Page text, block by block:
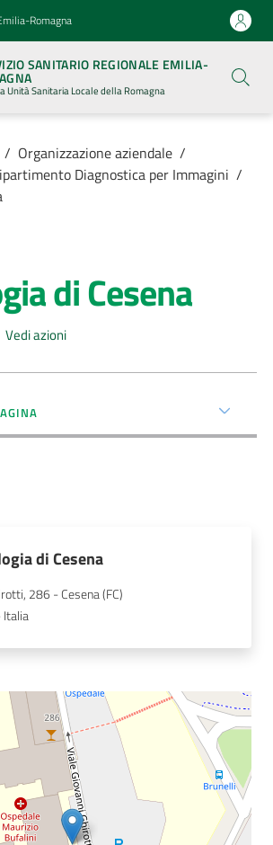
Romagna
SANITARIO REGIONALE EMILIA-
Unità Sanitaria Locale della Romagna
/ Organizzazione aziendale /
Diagnostica per Immagini /
di Cesena
Vedi azioni
di Cesena
286 - Cesena (FC)